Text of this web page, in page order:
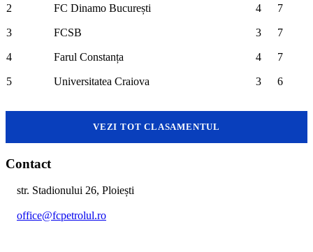
2 FC Dinamo București 4 7
3 FCSB 3 7
4 Farul Constanța 4 7
5 Universitatea Craiova 3 6
VEZI TOT CLASAMENTUL
Contact
str. Stadionului 26, Ploiești
office@fcpetrolul.ro